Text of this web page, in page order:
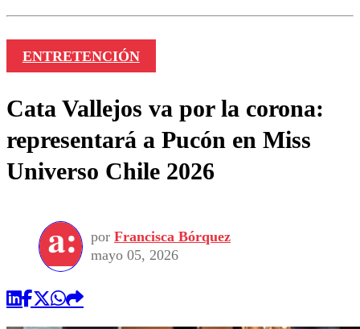
ENTRETENCIÓN
Cata Vallejos va por la corona:
representará a Pucón en Miss
Universo Chile 2026
por Francisca Bórquez
mayo 05, 2026